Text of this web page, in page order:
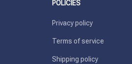
POLICIES
Privacy policy
Terms of service
Shipping policy